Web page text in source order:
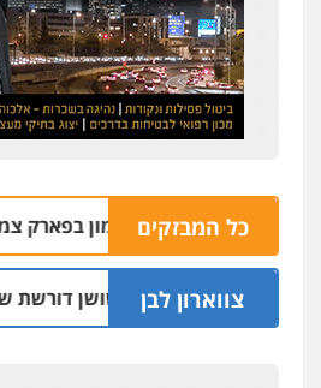
כל המבזקים
שוב: רימון בפארק צמרת בתל
צווארון לבן
ניצב שושן דורשת שהמפכ"ל